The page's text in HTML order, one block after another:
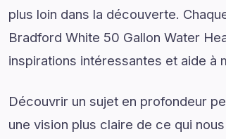
plus loin dans la découverte.
Bradford White 50 Gallon Water
inspirations intéressantes et aide à
Découvrir un sujet en profondeur
une vision plus claire de ce qui